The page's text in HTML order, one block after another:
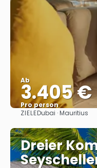
Ab
3.405 €
Pro person
ZIELEDubai · Mauritius
Dreier